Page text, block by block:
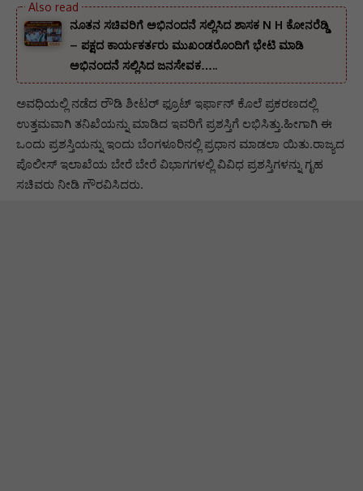
ನೂತನ ಸಚಿವರಿಗೆ ಅಭಿನಂದನೆ ಸಲ್ಲಿಸಿದ ಶಾಸಕ N H ಕೋನರೆಡ್ಡಿ
– ಪಕ್ಷದ ಕಾರ್ಯಕರ್ತರು ಮುಖಂಡರೊಂದಿಗೆ ಭೇಟಿ ಮಾಡಿ
ಅಭಿನಂದನೆ ಸಲ್ಲಿಸಿದ ಜನಸೇವಕ…..
ಅವಧಿಯಲ್ಲಿ ನಡೆದ ರೌಡಿ ಶೀಟರ್ ಫ್ರೂಟ್ ಇರ್ಫಾನ್ ಕೊಲೆ ಪ್ರಕರಣದಲ್ಲಿ
ಉತ್ತಮವಾಗಿ ತನಿಖೆಯನ್ನು ಮಾಡಿದ ಇವರಿಗೆ ಪ್ರಶಸ್ತಿಗೆ ಲಭಿಸಿತ್ತು.ಹೀಗಾಗಿ ಈ
ಒಂದು ಪ್ರಶಸ್ತಿಯನ್ನು ಇಂದು ಬೆಂಗಳೂರಿನಲ್ಲಿ ಪ್ರಧಾನ ಮಾಡಲಾ ಯಿತು.ರಾಜ್ಯದ
ಪೊಲೀಸ್ ಇಲಾಖೆಯ ಬೇರೆ ಬೇರೆ ವಿಭಾಗಗಳಲ್ಲಿ ವಿವಿಧ ಪ್ರಶಸ್ತಿಗಳನ್ನು ಗೃಹ
ಸಚಿವರು ನೀಡಿ ಗೌರವಿಸಿದರು.